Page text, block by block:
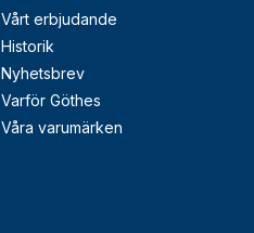
Vårt erbjudande
Historik
Nyhetsbrev
Varför Göthes
Våra varumärken